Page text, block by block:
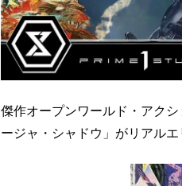
傑作オープンワールド・アク
ージャ・シャドウ」がリアル